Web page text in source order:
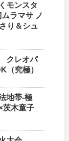
モンスタ
ラマサ ノ
り＆シュ
クレオパ
（究極）
法地帯-極
茨木童子